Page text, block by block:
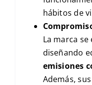
hábitos de
La marca
diseñando
emisiones
Además,